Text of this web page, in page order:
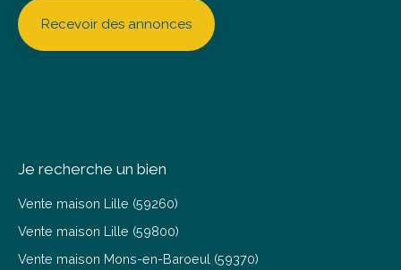
Recevoir des annonces
Je recherche un bien
Vente maison Lille (59260)
Vente maison Lille (59800)
Vente maison Mons-en-Baroeul (59370)